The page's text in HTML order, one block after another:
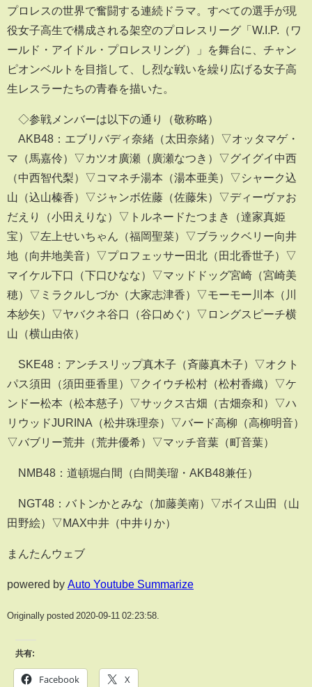
プロレスの世界で奮闘する連続ドラマ。すべての選手が現
役女子高生で構成される架空のプロレスリーグ「W.I.P.（ワ
ールド・アイドル・プロレスリング）」を舞台に、チャン
ピオンベルトを目指して、し烈な戦いを繰り広げる女子高
生レスラーたちの青春を描いた。
◇参戦メンバーは以下の通り（敬称略）
AKB48：エブリバディ奈緒（太田奈緒）▽オッタマゲ・
マ（馬嘉伶）▽カツオ廣瀬（廣瀬なつき）▽グイグイ中西
（中西智代梨）▽コマネチ湯本（湯本亜美）▽シャーク込
山（込山榛香）▽ジャンボ佐藤（佐藤朱）▽ディーヴァお
だえり（小田えりな）▽トルネードたつまき（達家真姫
宝）▽左上せいちゃん（福岡聖菜）▽ブラックベリー向井
地（向井地美音）▽プロフェッサー田北（田北香世子）▽
マイケル下口（下口ひなな）▽マッドドッグ宮崎（宮崎美
穂）▽ミラクルしづか（大家志津香）▽モーモー川本（川
本紗矢）▽ヤバクネ谷口（谷口めぐ）▽ロングスピーチ横
山（横山由依）
SKE48：アンチスリップ真木子（斉藤真木子）▽オクト
パス須田（須田亜香里）▽クイウチ松村（松村香織）▽ケ
ンドー松本（松本慈子）▽サックス古畑（古畑奈和）▽ハ
リウッドJURINA（松井珠理奈）▽バード高柳（高柳明音）
▽バブリー荒井（荒井優希）▽マッチ音葉（町音葉）
NMB48：道頓堀白間（白間美瑠・AKB48兼任）
NGT48：バトンかとみな（加藤美南）▽ボイス山田（山
田野絵）▽MAX中井（中井りか）
まんたんウェブ
powered by Auto Youtube Summarize
Originally posted 2020-09-11 02:23:58.
共有:
Facebook X